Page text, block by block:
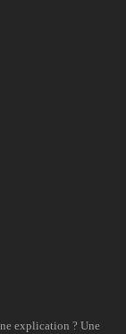
explication ? Une